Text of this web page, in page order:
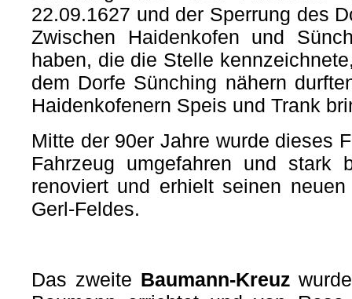
22.09.1627 und der Sperrung des
Zwischen Haidenkofen und
haben, die die Stelle
dem Dorfe Sünching nähern
Haidenkofenern Speis und Trank
Mitte der 90er Jahre wurde dieses
Fahrzeug umgefahren und stark
renoviert und erhielt seinen
Gerl-Feldes.
Das zweite Baumann-Kreuz